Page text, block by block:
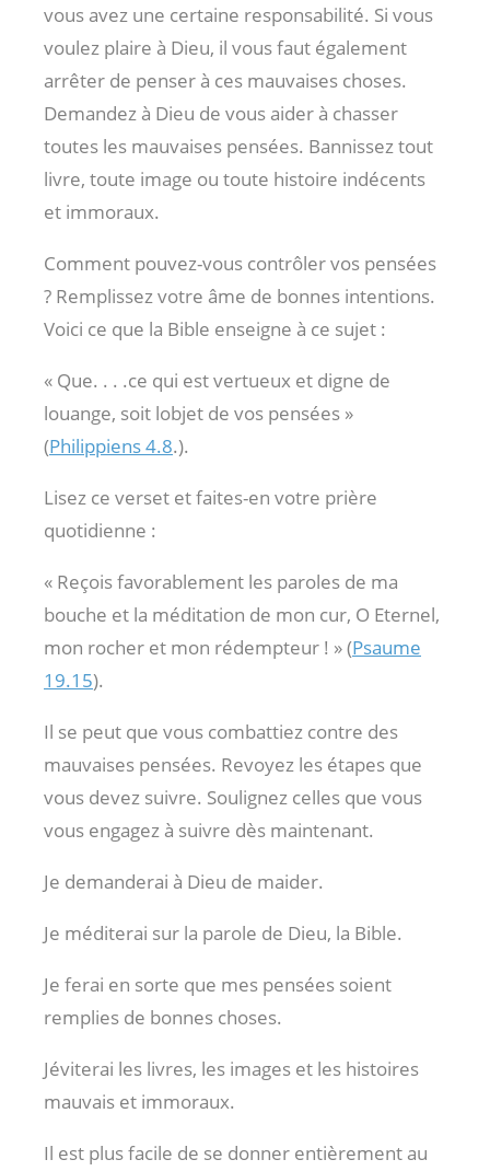
vous avez une certaine responsabilité. Si vous
voulez plaire à Dieu, il vous faut également
arrêter de penser à ces mauvaises choses.
Demandez à Dieu de vous aider à chasser
toutes les mauvaises pensées. Bannissez tout
livre, toute image ou toute histoire indécents
et immoraux.
Comment pouvez-vous contrôler vos pensées
? Remplissez votre âme de bonnes intentions.
Voici ce que la Bible enseigne à ce sujet :
« Que. . . .ce qui est vertueux et digne de
louange, soit lobjet de vos pensées »
(Philippiens 4.8.).
Lisez ce verset et faites-en votre prière
quotidienne :
« Reçois favorablement les paroles de ma
bouche et la méditation de mon cur, O Eternel,
mon rocher et mon rédempteur ! » (Psaume
19.15).
Il se peut que vous combattiez contre des
mauvaises pensées. Revoyez les étapes que
vous devez suivre. Soulignez celles que vous
vous engagez à suivre dès maintenant.
Je demanderai à Dieu de maider.
Je méditerai sur la parole de Dieu, la Bible.
Je ferai en sorte que mes pensées soient
remplies de bonnes choses.
Jéviterai les livres, les images et les histoires
mauvais et immoraux.
Il est plus facile de se donner entièrement au